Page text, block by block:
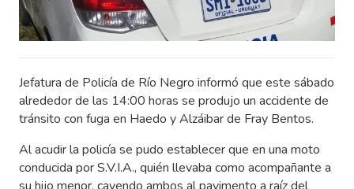
Jefatura de Policía de Río Negro informó que este sábado
alrededor de las 14:00 horas se produjo un accidente de
tránsito con fuga en Haedo y Alzáibar de Fray Bentos.
Al acudir la policía se pudo establecer que en una moto
conducida por S.V.I.A., quién llevaba como acompañante a